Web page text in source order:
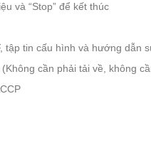
và “Stop” để kết thúc
tập tin cấu hình và hướng dẫn
cần phải tải về, không